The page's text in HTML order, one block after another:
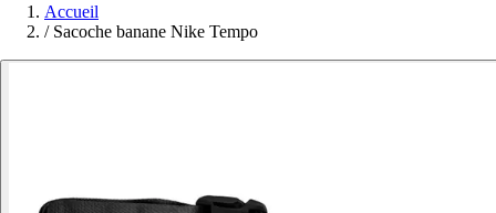
Accueil
/ Sacoche banane Nike Tempo